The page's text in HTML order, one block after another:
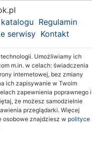
Regulamin
serwisy Kontakt
Umożliwiamy ich
m.in. w celach: świadczenia
internetowej, bez zmiany
ich zapisywanie w Twoim
zapewnienia poprawnego i
że możesz samodzielnie
przeglądarki. Więcej
osobowe znajdziesz w polityce